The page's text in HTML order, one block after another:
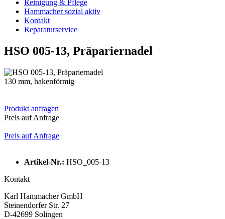
Reinigung & Pflege
Hammacher sozial aktiv
Kontakt
Reparaturservice
HSO 005-13, Präpariernadel
130 mm, hakenförmig
Produkt anfragen
Preis auf Anfrage
Preis auf Anfrage
Artikel-Nr.: HSO_005-13
Kontakt
Karl Hammacher GmbH
Steinendorfer Str. 27
D-42699 Solingen